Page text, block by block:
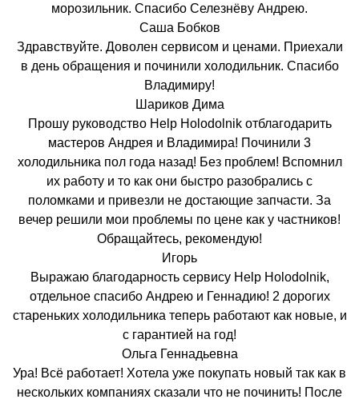
морозильник. Спасибо Селезнёву Андрею.
Саша Бобков
Здравствуйте. Доволен сервисом и ценами. Приехали
в день обращения и починили холодильник. Спасибо
Владимиру!
Шариков Дима
Прошу руководство Help Holodolnik отблагодарить
мастеров Андрея и Владимира! Починили 3
холодильника пол года назад! Без проблем! Вспомнил
их работу и то как они быстро разобрались с
поломками и привезли не достающие запчасти. За
вечер решили мои проблемы по цене как у частников!
Обращайтесь, рекомендую!
Игорь
Выражаю благодарность сервису Help Holodolnik,
отдельное спасибо Андрею и Геннадию! 2 дорогих
стареньких холодильника теперь работают как новые, и
с гарантией на год!
Ольга Геннадьевна
Ура! Всё работает! Хотела уже покупать новый так как в
нескольких компаниях сказали что не починить! После